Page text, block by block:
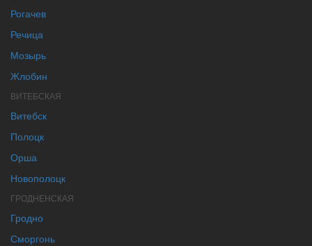
Рогачев
Речица
Мозырь
Жлобин
ВИТЕБСКАЯ
Витебск
Полоцк
Орша
Новополоцк
ГРОДНЕНСКАЯ
Гродно
Сморгонь